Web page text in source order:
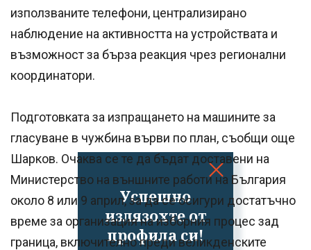
Успешно
излязохте от
профила си!
използваните телефони, централизирано
наблюдение на активността на устройствата и
възможност за бърза реакция чрез регионални
координатори.
Подготовката за изпращането на машините за
гласуване в чужбина върви по план, съобщи още
Шарков. Очаква се те да бъдат доставени на
Министерство на външните работи на България
около 8 или 9 април, за да се осигури достатъчно
време за организация на изборния процес зад
граница, включително преди великденските